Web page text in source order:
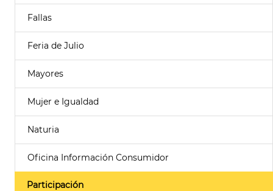
Fallas
Feria de Julio
Mayores
Mujer e Igualdad
Naturia
Oficina Información Consumidor
Participación